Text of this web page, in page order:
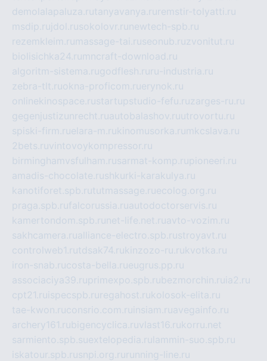
demolalapaluza.rutanyavanya.ru remstir-tolyatti.ru
msdip.ru jdol.rusokolovr.ru newtech-spb.ru
rezemkleim.ru massage-tai.ruseonub.ruzvonitut.ru
biolisichka24.ru mncraft-download.ru
algoritm-sistema.rugodflesh.ru ru-industria.ru
zebra-tlt.ruokna-proficom.ruerynok.ru
onlinekinospace.rustartupstudio-fefu.ruzarges-ru.ru
gegenjustizunrecht.ruautobalashov.ruutrovortu.ru
spiski-firm.ruelara-m.rukinomusorka.ru mkcslava.ru
2bets.ruvintovoykompressor.ru
birminghamvsfulham.rusarmat-komp.rupioneeri.ru
amadis-chocolate.rushkurki-karakulya.ru
kanotiforet.spb.rututmassage.ruecolog.org.ru
praga.spb.rufalcorussia.ruautodoctorservis.ru
kamertondom.spb.ru net-life.net.ruavto-vozim.ru
sakhcamera.rualliance-electro.spb.rustroyavt.ru
controlweb1.rutdsak74.rukinzozo-ru.rukvotka.ru
iron-snab.rucosta-bella.rueugrus.pp.ru
associaciya39.ruprimexpo.spb.rubezmorchin.ru ia2.ru
cpt21.ru ispecspb.ru regahost.rukolosok-elita.ru
tae-kwon.ruconsrio.com.ru insiam.ruavegainfo.ru
archery161.rubigencyclica.ruvlast16.rukorru.net
sarmiento.spb.suextelopedia.ru lammin-suo.spb.ru
iskatour.spb.rusnpi.org.ru running-line.ru